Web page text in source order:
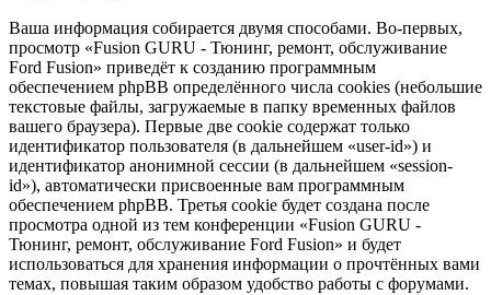
Ваша информация собирается двумя способами. Во-первых,
просмотр «Fusion GURU - Тюнинг, ремонт, обслуживание
Ford Fusion» приведёт к созданию программным
обеспечением phpBB определённого числа cookies (небольшие
текстовые файлы, загружаемые в папку временных файлов
вашего браузера). Первые две cookie содержат только
идентификатор пользователя (в дальнейшем «user-id») и
идентификатор анонимной сессии (в дальнейшем «session-
id»), автоматически присвоенные вам программным
обеспечением phpBB. Третья cookie будет создана после
просмотра одной из тем конференции «Fusion GURU -
Тюнинг, ремонт, обслуживание Ford Fusion» и будет
использоваться для хранения информации о прочтённых вами
темах, повышая таким образом удобство работы с форумами.